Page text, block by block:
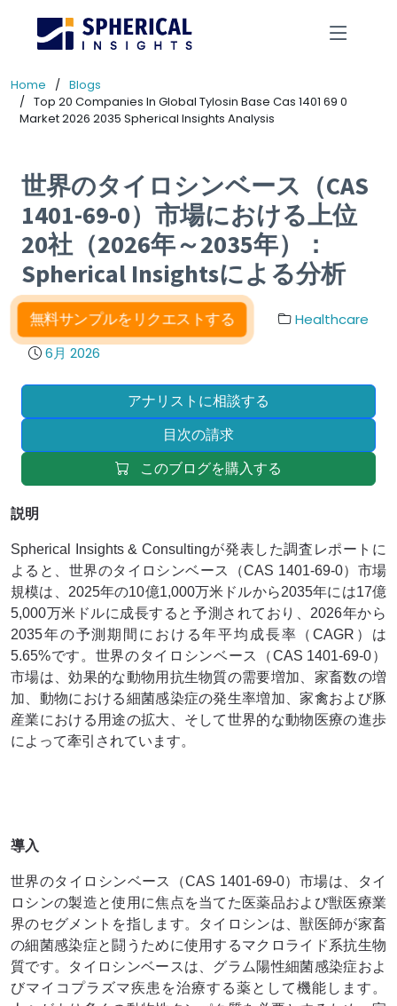
Home
Blogs
Top 20 Companies In Global Tylosin Base Cas 1401 69 0
Market 2026 2035 Spherical Insights Analysis
世界のタイロシンベース（CAS
1401-69-0）市場における上位
20社（2026年～2035年）：
Spherical Insightsによる分析
無料サンプルをリクエストする
Healthcare
6月 2026
アナリストに相談する
目次の請求
このブログを購入する
説明
Spherical Insights & Consultingが発表した調査レポートに
よると、世界のタイロシンベース（CAS 1401-69-0）市場
規模は、2025年の10億1,000万米ドルから2035年には17億
5,000万米ドルに成長すると予測されており、2026年から
2035年の予測期間における年平均成長率（CAGR）は
5.65%です。世界のタイロシンベース（CAS 1401-69-0）
市場は、効果的な動物用抗生物質の需要増加、家畜数の増
加、動物における細菌感染症の発生率増加、家禽および豚
産業における用途の拡大、そして世界的な動物医療の進歩
によって牽引されています。
導入
世界のタイロシンベース（CAS 1401-69-0）市場は、タイ
ロシンの製造と使用に焦点を当てた医薬品および獣医療業
界のセグメントを指します。タイロシンは、獣医師が家畜
の細菌感染症と闘うために使用するマクロライド系抗生物
質です。タイロシンベースは、グラム陽性細菌感染症およ
びマイコプラズマ疾患を治療する薬として機能します。